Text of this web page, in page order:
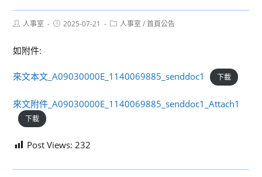
Post人事室
Post2025-07-21
Post人事室 / 首頁公告
如附件:
來文本文_A09030000E_1140069885_senddoc1 下載
來文附件_A09030000E_1140069885_senddoc1_Attach1
下載
Post Views: 232